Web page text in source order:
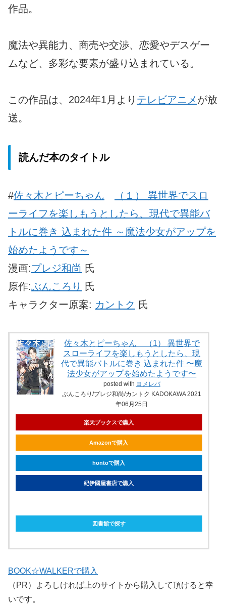
作品。
魔法や異能力、商売や交渉、恋愛やデスゲー
ムなど、多彩な要素が盛り込まれている。
この作品は、2024年1月より テレビアニメ が放
送。
読んだ本のタイトル
#佐々木とピーちゃん
（１） 異世界でスロ
ーライフを楽しもうとしたら、現代で異能バ
トルに巻き 込まれた件 ～魔法少女がアップを
始めたようです～
漫画:プレジ和尚 氏
原作:ぶんころり 氏
キャラクター原案: カントク 氏
佐々木とピーちゃん （1） 異世界で
スローライフを楽しもうとしたら、現
代で異能バトルに巻き 込まれた件 〜魔
法少女がアップを始めたようです〜
posted with ヨメレバ
ぶんころり/プレジ和尚/カントク KADOKAWA 2021
年06月25日
楽天ブックスで購入
Amazonで購入
hontoで購入
紀伊國屋書店で購入
図書館で探す
BOOK☆WALKERで購入
（PR）よろしければ上のサイトから購入して頂けると幸
いです。